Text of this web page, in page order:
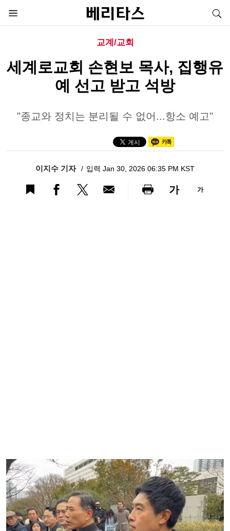
교계/교회
세계로교회 손현보 목사, 집행유
예 선고 받고 석방
"종교와 정치는 분리될 수 없어...항소 예고"
이지수 기자 입력 Jan 30, 2026 06:35 PM KST
가 가